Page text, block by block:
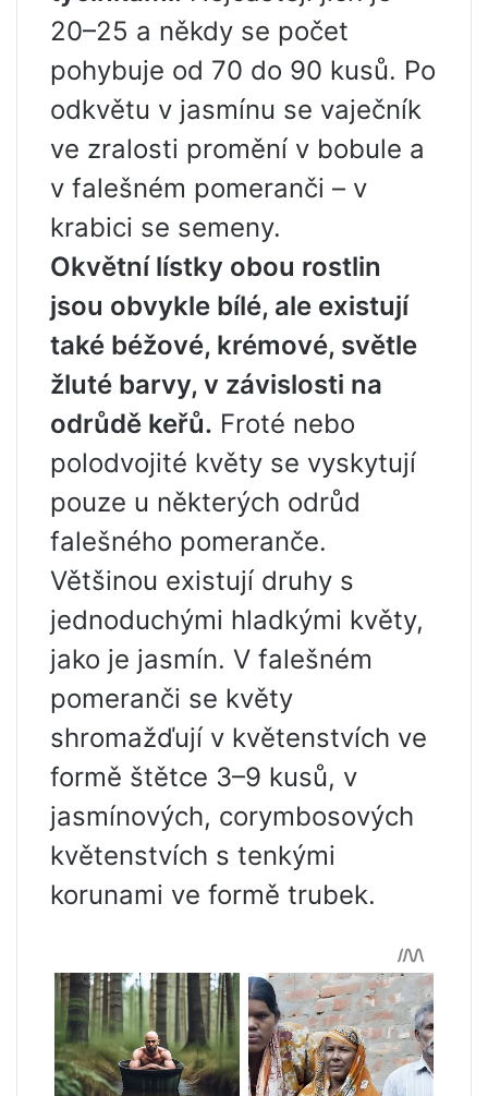
20–25 a někdy se počet
pohybuje od 70 do 90 kusů. Po
odkvětu v jasmínu se vaječník
ve zralosti promění v bobule a
v falešném pomeranči – v
krabici se semeny.
Okvětní lístky obou rostlin
jsou obvykle bílé, ale existují
také béžové, krémové, světle
žluté barvy, v závislosti na
odrůdě keřů. Froté nebo
polodvojité květy se vyskytují
pouze u některých odrůd
falešného pomeranče.
Většinou existují druhy s
jednoduchými hladkými květy,
jako je jasmín. V falešném
pomeranči se květy
shromažďují v květenstvích ve
formě štětce 3–9 kusů, v
jasmínových, corymbosových
květenstvích s tenkými
korunami ve formě trubek.